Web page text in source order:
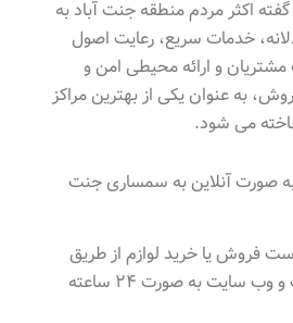
اکثر مردم منطقه جنت آباد به
خدمات سریع، رعایت اصول
و ارائه محیطی امن و
به عنوان یکی از بهترین مراکز
می شود.
به صورت آنلاین به سمساری جنت
فروش یا خرید لوازم از طریق
تماس تلفنی، واتساپ و وب سایت به صورت ۲۴ ساعته